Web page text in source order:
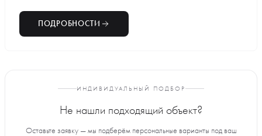
ПОДРОБНОСТИ
ИНДИВИДУАЛЬНЫЙ ПОДБОР
Не нашли подходящий объект?
Оставьте заявку — мы подберём персональные варианты под ваш